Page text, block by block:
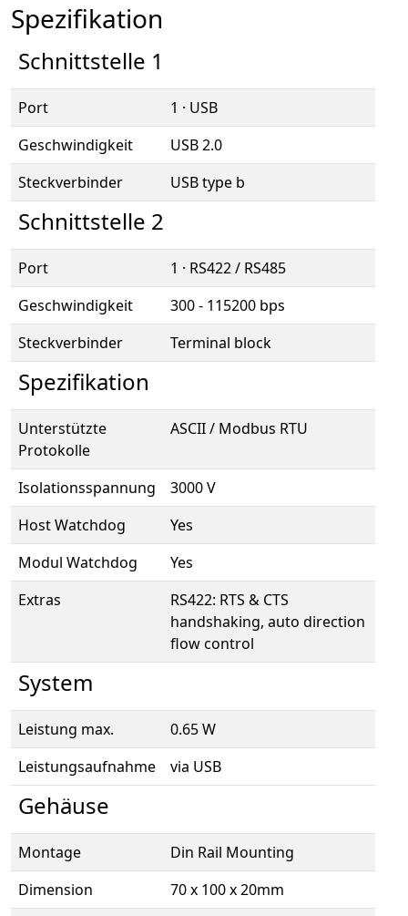
Spezifikation
Schnittstelle 1
Port
1 · USB
Geschwindigkeit
USB 2.0
Steckverbinder
USB type b
Schnittstelle 2
Port
1 · RS422 / RS485
Geschwindigkeit
300 - 115200 bps
Steckverbinder
Terminal block
Spezifikation
Unterstützte
Protokolle
ASCII / Modbus RTU
Isolationsspannung
3000 V
Host Watchdog
Yes
Modul Watchdog
Yes
Extras
RS422: RTS & CTS
handshaking, auto direction
flow control
System
Leistung max.
0.65 W
Leistungsaufnahme
via USB
Gehäuse
Montage
Din Rail Mounting
Dimension
70 x 100 x 20mm